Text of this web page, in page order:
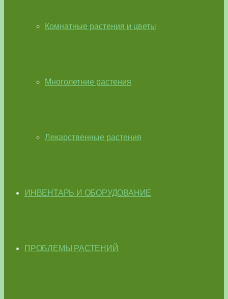
Комнатные растения и цветы
Многолетние растения
Лекарственные растения
ИНВЕНТАРЬ И ОБОРУДОВАНИЕ
ПРОБЛЕМЫ РАСТЕНИЙ